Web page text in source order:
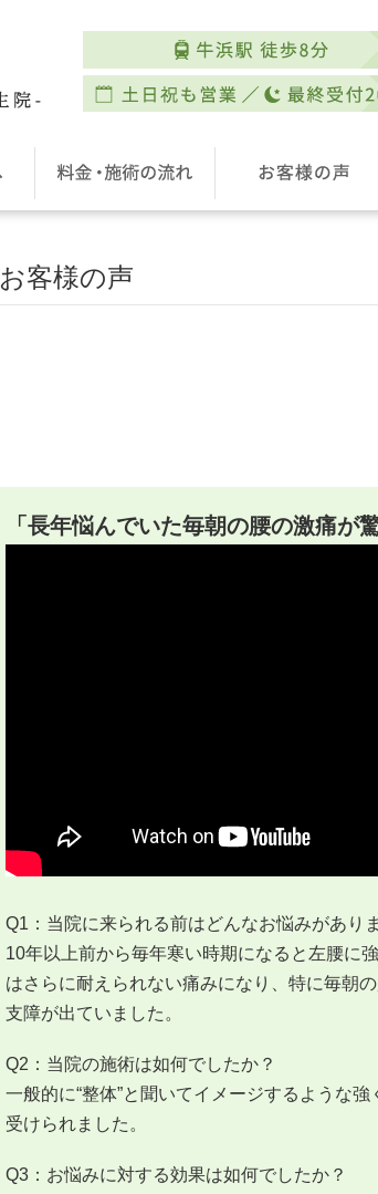
お客様の声
「長年悩んでいた毎朝の腰の激痛が
Q1：当院に来られる前はどんなお悩みがあり
10年以上前から毎年寒い時期になると左腰に
はさらに耐えられない痛みになり、特に毎朝
支障が出ていました。
Q2：当院の施術は如何でしたか？
一般的に“整体”と聞いてイメージするような
受けられました。
Q3：お悩みに対する効果は如何でしたか？